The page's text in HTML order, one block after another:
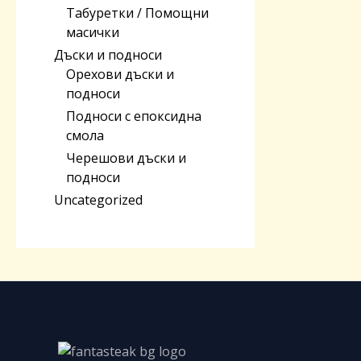
Табуретки / Помощни
масички
Дъски и подноси
Орехови дъски и
подноси
Подноси с епоксидна
смола
Черешoви дъски и
подноси
Uncategorized